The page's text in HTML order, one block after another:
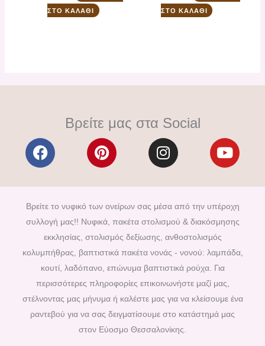
ΣΤΟ ΚΑΛΆΘΙ ΣΤΟ ΚΑΛΆΘΙ
Βρείτε μας στα Social
F
a
e
b
o
o
k
P
i
t
e
r
e
s
t
I
n
t
a
g
r
a
m
Y
o
t
u
b
Βρείτε το νυφικό των ονείρων σας μέσα από την υπέροχη
συλλογή μας!! Νυφικά, πακέτα στολισμού & διακόσμησης
εκκλησίας, στολισμός δεξίωσης, ανθοστολισμός
κολυμπήθρας, βαπτιστικά πακέτα νονάς - νονού: λαμπάδα,
κουτί, λαδόπανο, επώνυμα βαπτιστικά ρούχα. Για
περισσότερες πληροφορίες επικοινωνήστε μαζί μας,
στέλνοντας μας μήνυμα ή καλέστε μας για να κλείσουμε ένα
ραντεβού για να σας δειγματίσουμε στο κατάστημά μας
στον Εύοσμο Θεσσαλονίκης.